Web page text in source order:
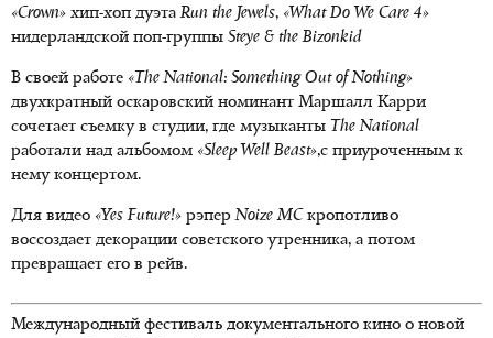
«Crown» хип-хоп дуэтаRun the Jewels, «What Do We Care 4»
нидерландской поп-группы Steye & the Bizonkid
В своей работе «The National: Something Out of Nothing»
двухкратный оскаровский номинант Маршалл Карри
сочетает съемку в студии, где музыканты The National
работали над альбомом «Sleep Well Beast»,с приуроченным к
нему концертом.
Для видео «Yes Future!» рэперNoize MC кропотливо
воссоздает декорации советского утренника, а потом
превращает его в рейв.
Международный фестиваль документального кино о новой